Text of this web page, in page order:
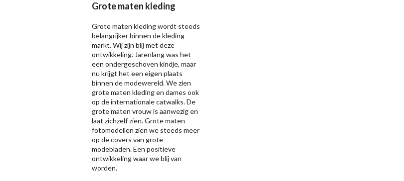
Grote maten kleding
Grote maten kleding wordt steeds
belangrijker binnen de kleding
markt. Wij zijn blij met deze
ontwikkeling. Jarenlang was het
een ondergeschoven kindje, maar
nu krijgt het een eigen plaats
binnen de modewereld. We zien
grote maten kleding en dames ook
op de internationale catwalks. De
grote maten vrouw is aanwezig en
laat zichzelf zien. Grote maten
fotomodellen zien we steeds meer
op de covers van grote
modebladen. Een positieve
ontwikkeling waar we blij van
worden.